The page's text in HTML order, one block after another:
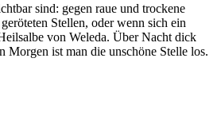
sind: gegen raue und trockene
Stellen, oder wenn sich ein
von Weleda. Über Nacht dick
Morgen ist man die unschöne Stelle los.